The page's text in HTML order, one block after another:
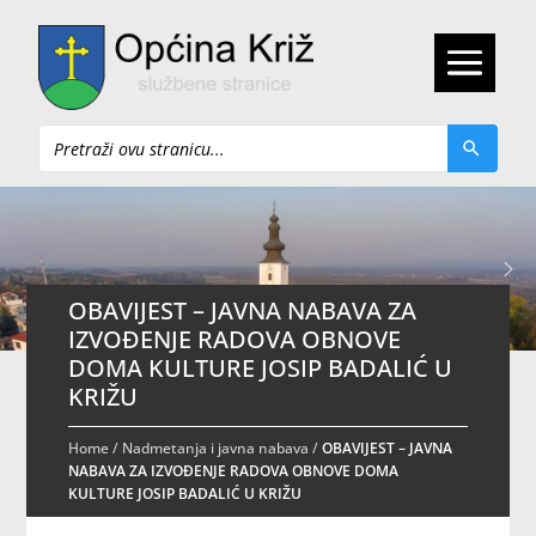
Pretraži
OBAVIJEST – JAVNA NABAVA ZA
IZVOĐENJE RADOVA OBNOVE
DOMA KULTURE JOSIP BADALIĆ U
KRIŽU
Home/ Nadmetanja i javna nabava /OBAVIJEST – JAVNA
NABAVA ZA IZVOĐENJE RADOVA OBNOVE DOMA
KULTURE JOSIP BADALIĆ U KRIŽU